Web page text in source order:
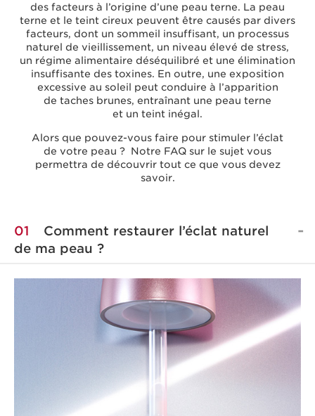
des facteurs à l’origine d’une peau terne. La peau
terne et le teint cireux peuvent être causés par divers
facteurs, dont un sommeil insuffisant, un processus
naturel de vieillissement, un niveau élevé de stress,
un régime alimentaire déséquilibré et une élimination
insuffisante des toxines. En outre, une exposition
excessive au soleil peut conduire à l’apparition
de taches brunes, entraînant une peau terne
et un teint inégal.
Alors que pouvez-vous faire pour stimuler l’éclat
de votre peau ? Notre FAQ sur le sujet vous
permettra de découvrir tout ce que vous devez
savoir.
01
Comment restaurer l’éclat naturel
de ma peau ?